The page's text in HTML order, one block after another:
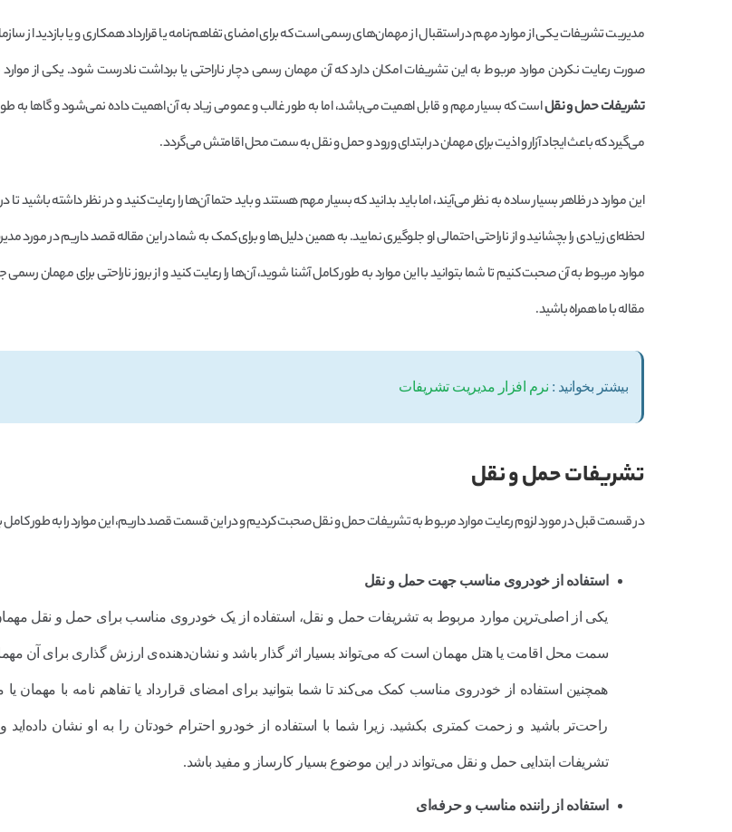
مدیریت تشریفات یکی از موارد مهم در استقبال از مهمان‌های رسمی است که برای امضای تفاهم‌نامه یا قرارداد همکاری و یا بازدید از
صورت رعایت نکردن موارد مربوط به این تشریفات امکان دارد که آن مهمان رسمی دچار ناراحتی یا برداشت نادرست شود. یکی از
تشریفات حمل و نقلاست که بسیار مهم و قابل اهمیت می‌باشد، اما به طور غالب و عمومی زیاد به آن اهمیت داده نمی‌شود و گاها به
می‌گیرد که باعث ایجاد آزار و اذیت برای مهمان در ابتدای ورود و حمل و نقل به سمت محل اقامتش می‌گردد.
این موارد در ظاهر بسیار ساده به نظر می‌آیند، اما باید بدانید که بسیار مهم هستند و باید حتما آن‌ها را رعایت کنید و در نظر داشته باشید تا
لحظه‌ای زیادی را بچشانید و از ناراحتی احتمالی او جلوگیری نمایید. به همین دلیل‌ها و برای کمک به شما در این مقاله قصد داریم در مورد
موارد مربوط به آن صحبت کنیم تا شما بتوانید با این موارد به طور کامل آشنا شوید، آن‌ها را رعایت کنید و از بروز ناراحتی برای مهمان
مقاله با ما همراه باشید.
بیشتر بخوانید : نرم افزار مدیریت تشریفات
تشریفات حمل و نقل
در قسمت قبل در مورد لزوم رعایت موارد مربوط به تشریفات حمل و نقل صحبت کردیم و در این قسمت قصد داریم، این موارد را به طور کامل
استفاده از خودروی مناسب جهت حمل و نقل
یکی از اصلی‌ترین موارد مربوط به تشریفات حمل و نقل، استفاده از یک خودروی مناسب برای حمل و نقل
سمت محل اقامت یا هتل مهمان است که می‌تواند بسیار اثر گذار باشد و نشان‌دهنده‌ی ارزش گذاری برای آن
همچنین استفاده از خودروی مناسب کمک می‌کند تا شما بتوانید برای امضای قرارداد یا تفاهم نامه با مهمان یا
راحت‌تر باشید و زحمت کمتری بکشید. زیرا شما با استفاده از خودرو احترام خودتان را به او نشان داده‌اید
تشریفات ابتدایی حمل و نقل می‌تواند در این موضوع بسیار کارساز و مفید باشد.
استفاده از راننده مناسب و حرفه‌ای